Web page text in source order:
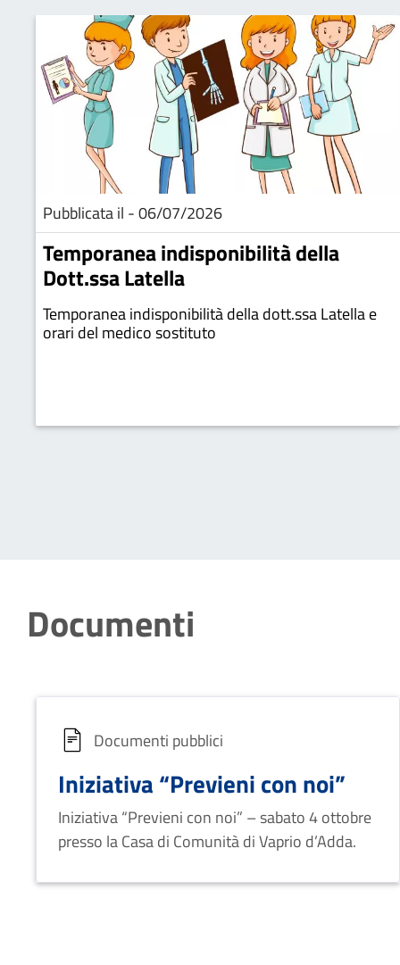
Pubblicata il - 06/07/2026
Temporanea indisponibilità della
Dott.ssa Latella
Temporanea indisponibilità della dott.ssa Latella e
orari del medico sostituto
Documenti
Documenti pubblici
Iniziativa “Previeni con noi”
Iniziativa “Previeni con noi” – sabato 4 ottobre
presso la Casa di Comunità di Vaprio d’Adda.